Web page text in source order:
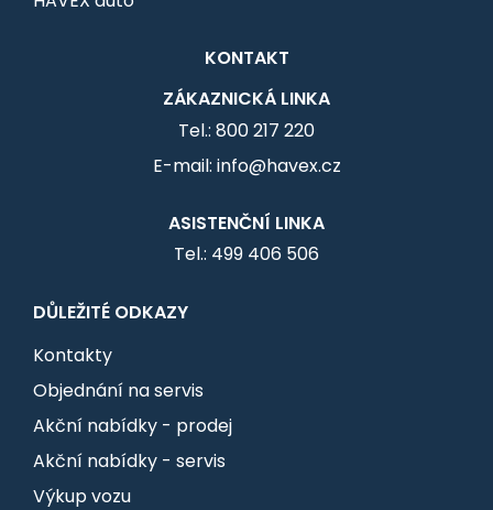
KONTAKT
ZÁKAZNICKÁ LINKA
Tel.: 800 217 220
E-mail: info@havex.cz
ASISTENČNÍ LINKA
Tel.: 499 406 506
DŮLEŽITÉ ODKAZY
Kontakty
Objednání na servis
Akční nabídky - prodej
Akční nabídky - servis
Výkup vozu